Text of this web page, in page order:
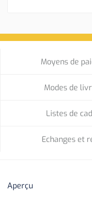
Moyens de
Modes de
Listes de
Echanges et
Aperçu